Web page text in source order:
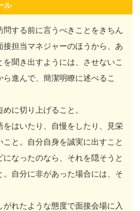
ル
問する前に言うべきことをきちん
接担当マネジャーのほうから、あ
聞き出すようには、させないこ
ら進んで、簡潔明瞭に述べるこ
に切り上げること。
をはいたり、自慢をしたり、見栄
こと。自分自身を誠実に出すこと
なったのなら、それを隠そうと
。自分に非があった場合には、そ
がれたような態度で面接会場に入